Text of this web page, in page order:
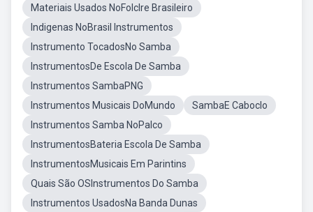
Materiais Usados NoFolclre Brasileiro
Indigenas NoBrasil Instrumentos
Instrumento TocadosNo Samba
InstrumentosDe Escola De Samba
Instrumentos SambaPNG
Instrumentos Musicais DoMundo
SambaE Caboclo
Instrumentos Samba NoPalco
InstrumentosBateria Escola De Samba
InstrumentosMusicais Em Parintins
Quais São OSInstrumentos Do Samba
Instrumentos UsadosNa Banda Dunas